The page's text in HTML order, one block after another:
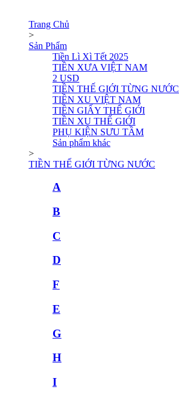
Trang Chủ
>
Sản Phẩm
Tiền Lì Xì Tết 2025
TIỀN XƯA VIỆT NAM
2 USD
TIỀN THẾ GIỚI TỪNG NƯỚC
TIỀN XU VIỆT NAM
TIỀN GIẤY THẾ GIỚI
TIỀN XU THẾ GIỚI
PHỤ KIỆN SƯU TẦM
Sản phẩm khác
>
TIỀN THẾ GIỚI TỪNG NƯỚC
A
B
C
D
F
E
G
H
I